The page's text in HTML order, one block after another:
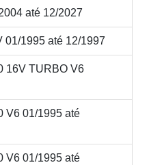
até 12/2027
01/1995 até 12/1997
16V TURBO V6
V6 01/1995 até
V6 01/1995 até